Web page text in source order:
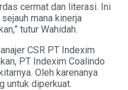
cermat dan literasi. Ini
mana kinerja
tutur Wahidah.
CSR PT Indexim
PT Indexim Coalindo
Oleh karenanya
untuk diperkuat.